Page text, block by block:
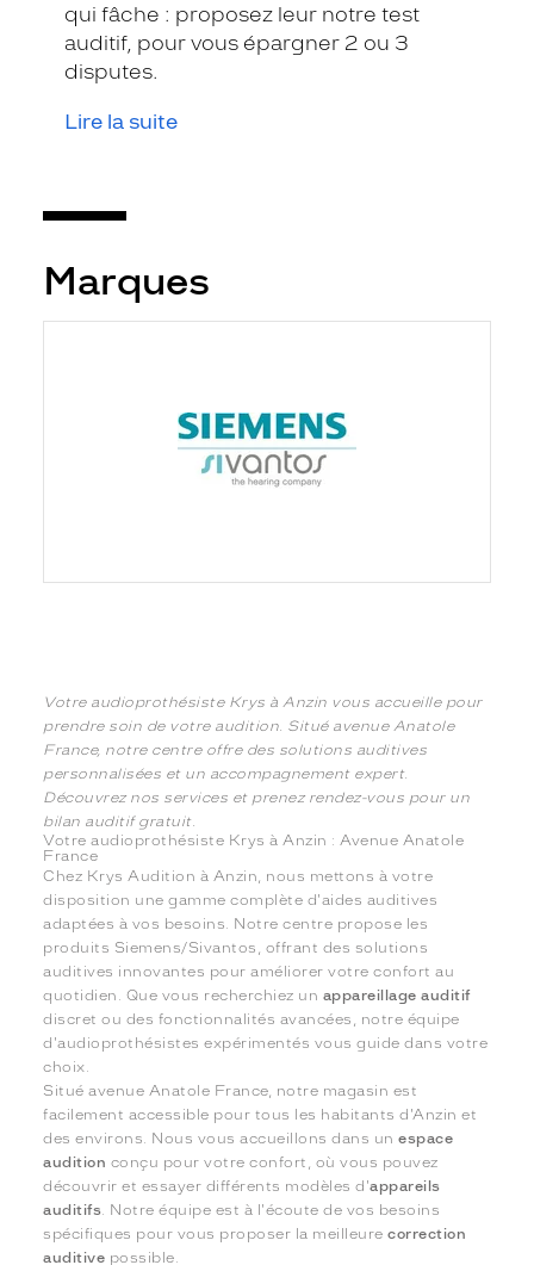
qui fâche : proposez leur notre test
auditif, pour vous épargner 2 ou 3
disputes.
Lire la suite
Marques
Votre audioprothésiste Krys à Anzin vous accueille pour
prendre soin de votre audition. Situé avenue Anatole
France, notre centre offre des solutions auditives
personnalisées et un accompagnement expert.
Découvrez nos services et prenez rendez-vous pour un
bilan auditif gratuit.
Votre audioprothésiste Krys à Anzin : Avenue Anatole
France
Chez Krys Audition à Anzin, nous mettons à votre
disposition une gamme complète d'aides auditives
adaptées à vos besoins. Notre centre propose les
produits Siemens/Sivantos, offrant des solutions
auditives innovantes pour améliorer votre confort au
quotidien. Que vous recherchiez un appareillage auditif
discret ou des fonctionnalités avancées, notre équipe
d'audioprothésistes expérimentés vous guide dans votre
choix.
Situé avenue Anatole France, notre magasin est
facilement accessible pour tous les habitants d'Anzin et
des environs. Nous vous accueillons dans unespace
audition conçu pour votre confort, où vous pouvez
découvrir et essayer différents modèles d'appareils
auditifs. Notre équipe est à l'écoute de vos besoins
spécifiques pour vous proposer la meilleurecorrection
auditive possible.